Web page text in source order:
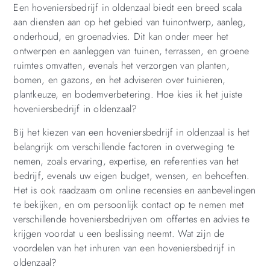
Een hoveniersbedrijf in oldenzaal biedt een breed scala
aan diensten aan op het gebied van tuinontwerp, aanleg,
onderhoud, en groenadvies. Dit kan onder meer het
ontwerpen en aanleggen van tuinen, terrassen, en groene
ruimtes omvatten, evenals het verzorgen van planten,
bomen, en gazons, en het adviseren over tuinieren,
plantkeuze, en bodemverbetering. Hoe kies ik het juiste
hoveniersbedrijf in oldenzaal?
Bij het kiezen van een hoveniersbedrijf in oldenzaal is het
belangrijk om verschillende factoren in overweging te
nemen, zoals ervaring, expertise, en referenties van het
bedrijf, evenals uw eigen budget, wensen, en behoeften.
Het is ook raadzaam om online recensies en aanbevelingen
te bekijken, en om persoonlijk contact op te nemen met
verschillende hoveniersbedrijven om offertes en advies te
krijgen voordat u een beslissing neemt. Wat zijn de
voordelen van het inhuren van een hoveniersbedrijf in
oldenzaal?